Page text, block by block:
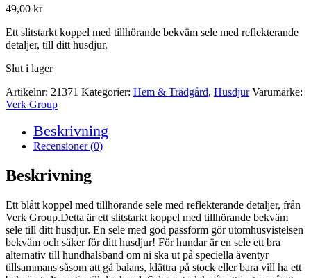
49,00 kr
Ett slitstarkt koppel med tillhörande bekväm sele med reflekterande
detaljer, till ditt husdjur.
Slut i lager
Artikelnr: 21371 Kategorier: Hem & Trädgård, Husdjur Varumärke:
Verk Group
Beskrivning
Recensioner (0)
Beskrivning
Ett blått koppel med tillhörande sele med reflekterande detaljer, från
Verk Group.Detta är ett slitstarkt koppel med tillhörande bekväm
sele till ditt husdjur. En sele med god passform gör utomhusvistelsen
bekväm och säker för ditt husdjur! För hundar är en sele ett bra
alternativ till hundhalsband om ni ska ut på speciella äventyr
tillsammans såsom att gå balans, klättra på stock eller bara vill ha ett